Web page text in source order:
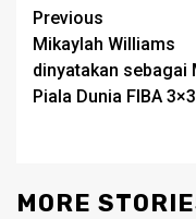
Post
Previous
Mikaylah Williams
dinyatakan sebagai
Piala Dunia FIBA
MORE